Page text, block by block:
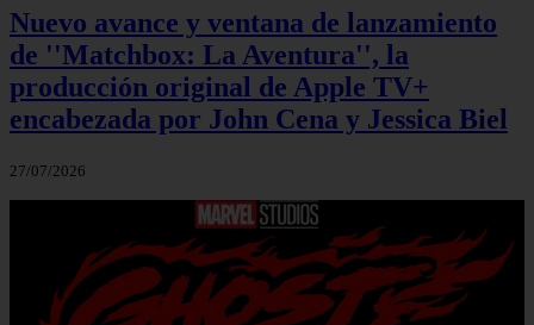
Nuevo avance y ventana de lanzamiento
de ''Matchbox: La Aventura'', la
producción original de Apple TV+
encabezada por John Cena y Jessica Biel
27/07/2026